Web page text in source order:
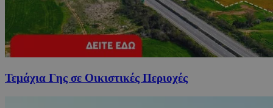
Τεμάχια Γης σε Οικιστικές Περιοχές